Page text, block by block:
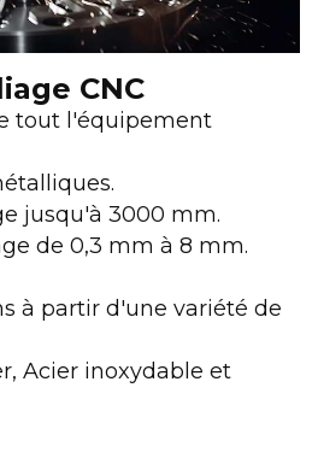
CNC
tout l'équipement
jusqu'à 3000 mm.
de 0,3 mm à 8 mm.
à partir d'une variété de
Acier inoxydable et